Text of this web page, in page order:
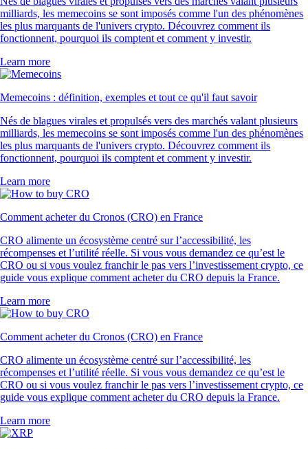
milliards, les memecoins se sont imposés comme l'un des phénomènes
les plus marquants de l'univers crypto. Découvrez comment ils
fonctionnent, pourquoi ils comptent et comment y investir.
Learn more
Memecoins : définition, exemples et tout ce qu'il faut savoir
Nés de blagues virales et propulsés vers des marchés valant plusieurs
milliards, les memecoins se sont imposés comme l'un des phénomènes
les plus marquants de l'univers crypto. Découvrez comment ils
fonctionnent, pourquoi ils comptent et comment y investir.
Learn more
Comment acheter du Cronos (CRO) en France
CRO alimente un écosystème centré sur l’accessibilité, les
récompenses et l’utilité réelle. Si vous vous demandez ce qu’est le
CRO ou si vous voulez franchir le pas vers l’investissement crypto, ce
guide vous explique comment acheter du CRO depuis la France.
Learn more
Comment acheter du Cronos (CRO) en France
CRO alimente un écosystème centré sur l’accessibilité, les
récompenses et l’utilité réelle. Si vous vous demandez ce qu’est le
CRO ou si vous voulez franchir le pas vers l’investissement crypto, ce
guide vous explique comment acheter du CRO depuis la France.
Learn more